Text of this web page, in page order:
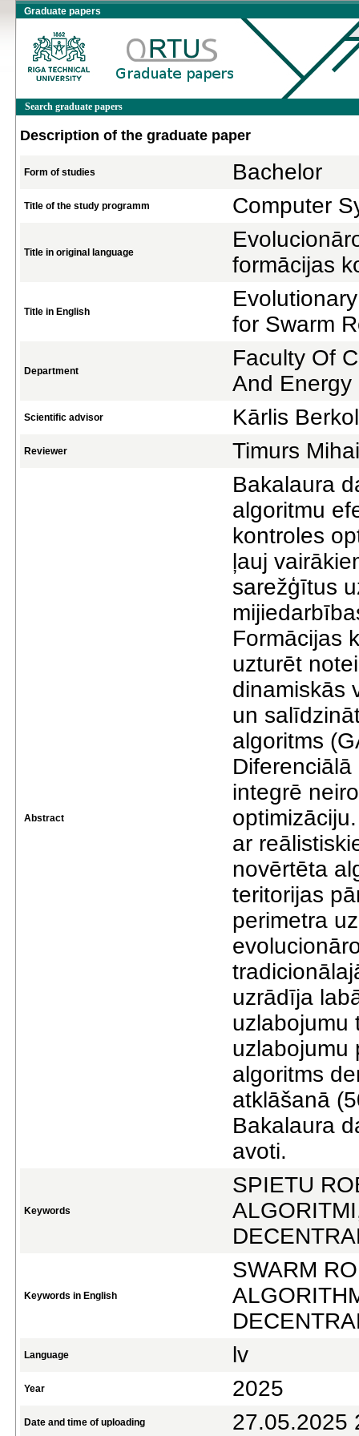
Graduate papers
Search graduate papers
Description of the graduate paper
Form of studies Bachelor
Title of the study programm Computer
Title in original language
formācijas
Title in English
for Swarm
Department
Faculty Of
And Energy
Scientific advisor Kārlis
Reviewer Timurs
Abstract
Bakalaura
algoritmu
kontroles
ļauj
sarežģītus
Formācijas
uzturēt
dinamiskās
un
algoritms
integrē
ar
novērtēta
teritorijas
perimetra
uzrādīja
uzlabojumu
uzlabojumu
algoritms
atklāšanā
Bakalaura
avoti.
Keywords
SPIETU
Keywords in English
SWARM
Language lv
Year 2025
Date and time of uploading 27.05.2025